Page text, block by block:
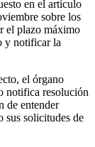
en el artículo
sobre los
el plazo máximo
y notificar la
el órgano
notifica resolución
de entender
sus solicitudes de